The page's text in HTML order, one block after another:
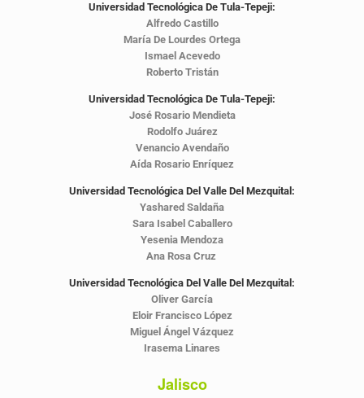
Universidad Tecnológica De Tula-Tepeji:
Alfredo Castillo
María De Lourdes Ortega
Ismael Acevedo
Roberto Tristán
Universidad Tecnológica De Tula-Tepeji:
José Rosario Mendieta
Rodolfo Juárez
Venancio Avendaño
Aída Rosario Enríquez
Universidad Tecnológica Del Valle Del Mezquital:
Yashared Saldaña
Sara Isabel Caballero
Yesenia Mendoza
Ana Rosa Cruz
Universidad Tecnológica Del Valle Del Mezquital:
Oliver García
Eloir Francisco López
Miguel Ángel Vázquez
Irasema Linares
Jalisco